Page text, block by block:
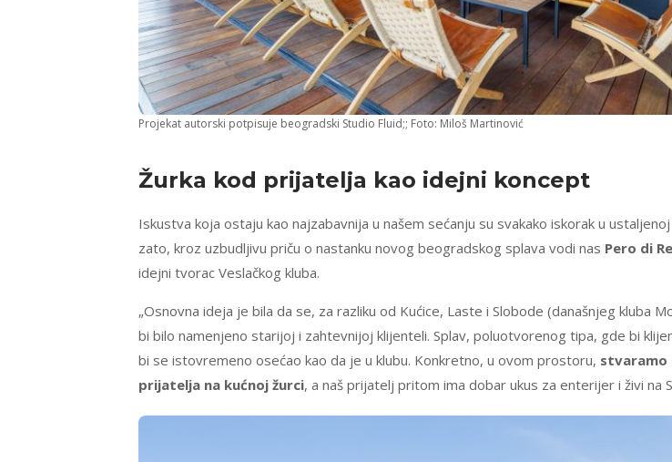
Projekat autorski potpisuje beogradski Studio Fluid;; Foto: Miloš Martinović
Žurka kod prijatelja kao idejni koncept
Iskustva koja ostaju kao najzabavnija u našem sećanju su svakako iskorak u
zato, kroz uzbudljivu priču o nastanku novog beogradskog splava vodi nas Pero di
idejni tvorac Veslačkog kluba.
„Osnovna ideja je bila da se, za razliku od Kućice, Laste i Slobode (današnjeg kluba
bi bilo namenjeno starijoj i zahtevnijoj klijenteli. Splav, poluotvorenog tipa, gde bi
bi se istovremeno osećao kao da je u klubu. Konkretno, u ovom prostoru, stvaramo
prijatelja na kućnoj žurci, a naš prijatelj pritom ima dobar ukus za enterijer i živi na